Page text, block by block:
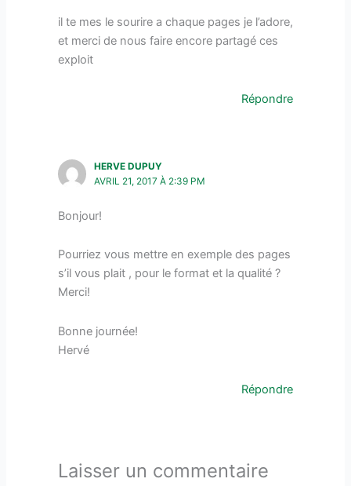
il te mes le sourire a chaque pages je l’adore,
et merci de nous faire encore partagé ces
exploit
Répondre
HERVE DUPUY
AVRIL 21, 2017 À 2:39 PM
Bonjour!
Pourriez vous mettre en exemple des pages
s’il vous plait , pour le format et la qualité ?
Merci!
Bonne journée!
Hervé
Répondre
Laisser un commentaire